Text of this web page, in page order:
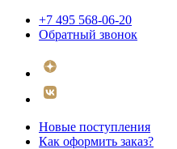
+7 495 568-06-20
Обратный звонок
Новые поступления
Как оформить заказ?